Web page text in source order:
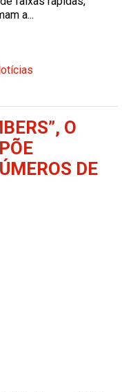
a...
O
DE